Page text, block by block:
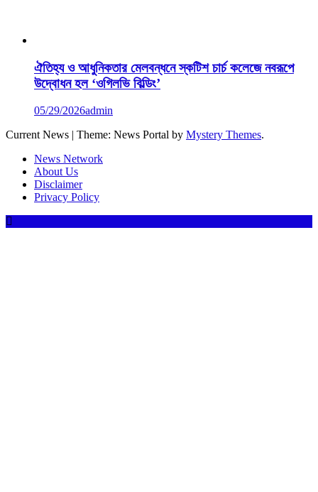
ঐতিহ্য ও আধুনিকতার মেলবন্ধনে স্কটিশ চার্চ কলেজে নবরূপে
উদ্বোধন হল ‘ওগিলভি বিল্ডিং’
05/29/2026admin
Current News | Theme: News Portal by Mystery Themes.
News Network
About Us
Disclaimer
Privacy Policy